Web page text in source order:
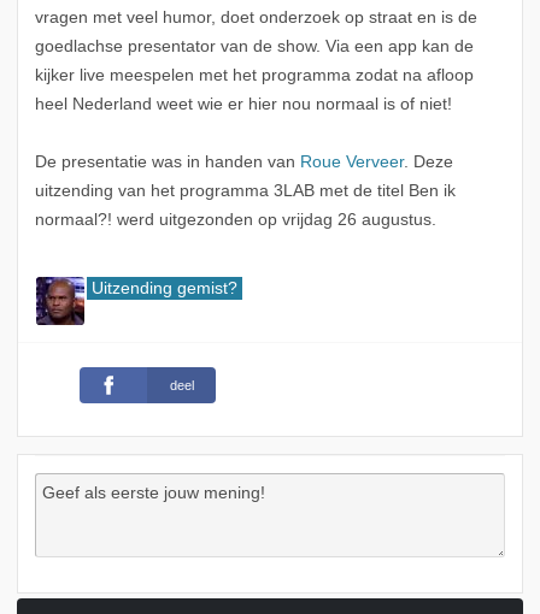
vragen met veel humor, doet onderzoek op straat en is de
goedlachse presentator van de show. Via een app kan de
kijker live meespelen met het programma zodat na afloop
heel Nederland weet wie er hier nou normaal is of niet!
De presentatie was in handen van Roue Verveer. Deze
uitzending van het programma 3LAB met de titel Ben ik
normaal?! werd uitgezonden op vrijdag 26 augustus.
Uitzending gemist?
deel